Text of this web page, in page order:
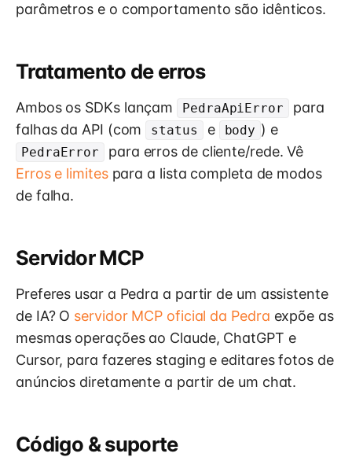
parâmetros e o comportamento são idênticos.
Tratamento de erros
Ambos os SDKs lançam PedraApiError
para
falhas da API (com
status e body ) e
PedraError
para erros de cliente/rede. Vê
Erros e limitespara a lista completa de modos
de falha.
Servidor MCP
Preferes usar a Pedra a partir de um assistente
de IA? O servidor MCP oficial da Pedra expõe as
mesmas operações ao Claude, ChatGPT e
Cursor, para fazeres staging e editares fotos de
anúncios diretamente a partir de um chat.
Código & suporte